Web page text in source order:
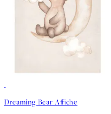
Dreaming Bear Affiche